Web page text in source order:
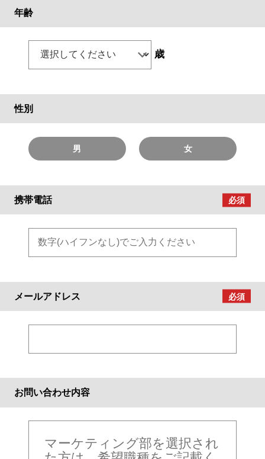
年齢
歳
性別
男 女
携帯電話
メールアドレス
お問い合わせ内容